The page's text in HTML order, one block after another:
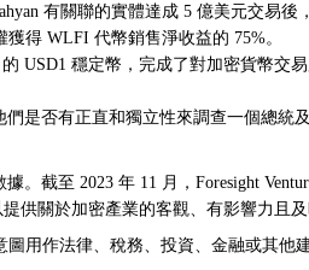
有關聯的實體達成 5 億美元交
得 WLFI 代幣銷售淨收益的 75%。
USD1 穩定幣 ，完成了對加密貨幣交
是否有正直和獨立性來調查一個總
截至 2023 年 11 月，Foresight
供關於加密產業的客觀、有影響力且
用作法律、稅務、投資、金融或其他建